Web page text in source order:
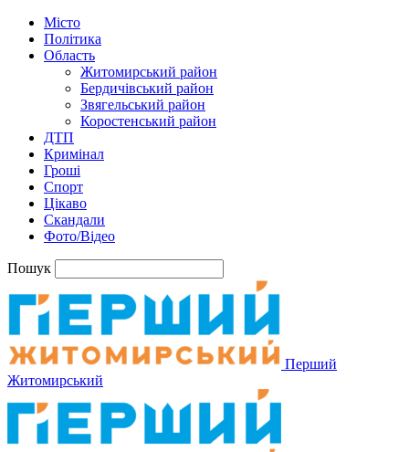
Місто
Політика
Область
Житомирський район
Бердичівський район
Звягельський район
Коростенський район
ДТП
Кримінал
Гроші
Спорт
Цікаво
Скандали
Фото/Відео
Пошук
Перший
Житомирський